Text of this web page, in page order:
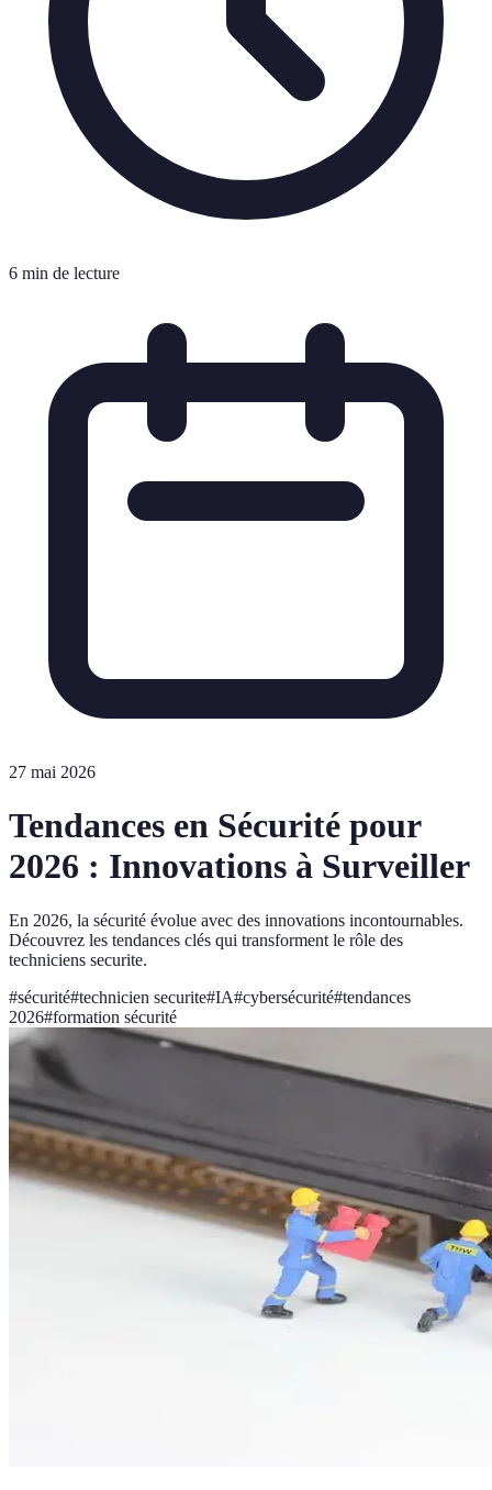
6 min de lecture
27 mai 2026
Tendances en Sécurité pour
2026 : Innovations à Surveiller
En 2026, la sécurité évolue avec des innovations incontournables.
Découvrez les tendances clés qui transforment le rôle des
techniciens securite.
#sécurité#technicien securite#IA#cybersécurité#tendances
2026#formation sécurité